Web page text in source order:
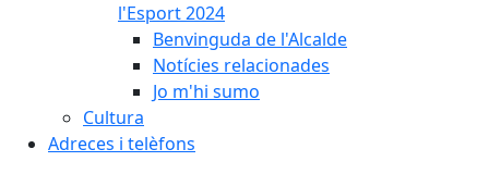
l'Esport 2024
Benvinguda de l'Alcalde
Notícies relacionades
Jo m'hi sumo
Cultura
Adreces i telèfons